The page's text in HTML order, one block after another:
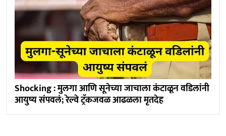
Shocking : मुलगा आणि सूनेच्या जाचाला कंटाळून वडिलांनी
आयुष्य संपवलं; रेल्वे ट्रॅकजवळ आढळला मृतदेह